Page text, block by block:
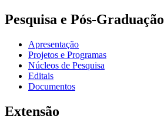
Pesquisa e Pós-Graduação
Apresentação
Projetos e Programas
Núcleos de Pesquisa
Editais
Documentos
Extensão